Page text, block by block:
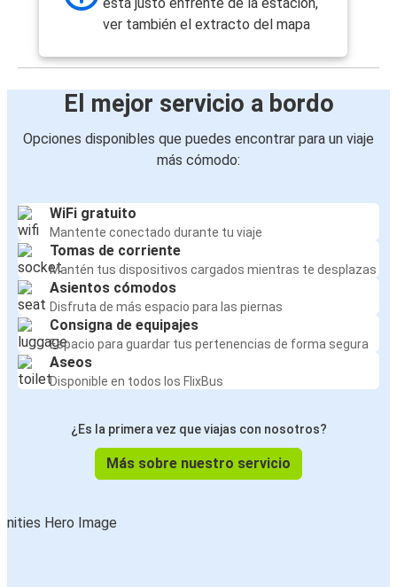
ver también el extracto del mapa
El mejor servicio a bordo
Opciones disponibles que puedes encontrar para un viaje
más cómodo:
WiFi gratuito
Mantente conectado durante tu viaje
Tomas de corriente
Mantén tus dispositivos cargados mientras te desplazas
Asientos cómodos
Disfruta de más espacio para las piernas
Consigna de equipajes
Espacio para guardar tus pertenencias de forma segura
Aseos
Disponible en todos los FlixBus
¿Es la primera vez que viajas con nosotros?
Más sobre nuestro servicio